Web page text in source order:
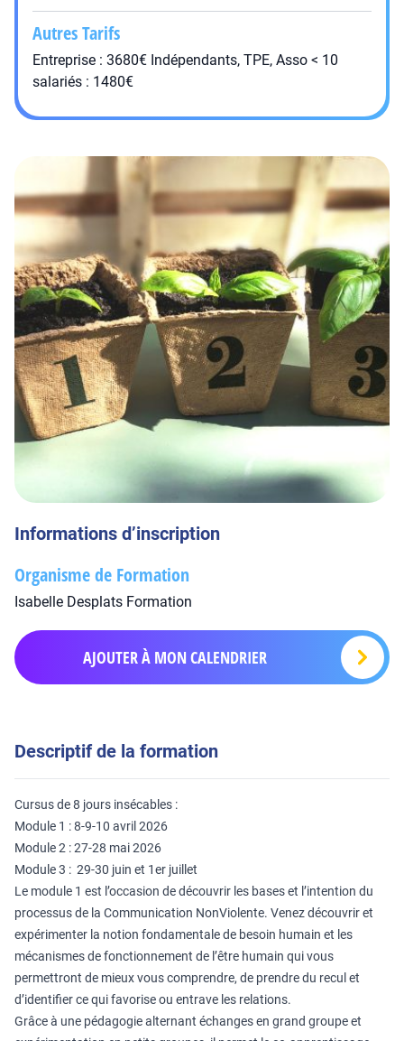
Autres Tarifs
Entreprise : 3680€ Indépendants, TPE, Asso < 10
salariés : 1480€
Informations d’inscription
Organisme de Formation
Isabelle Desplats Formation
AJOUTER À MON CALENDRIER
Descriptif de la formation
Cursus de 8 jours insécables :
Module 1 : 8-9-10 avril 2026
Module 2 : 27-28 mai 2026
Module 3 : 29-30 juin et 1er juillet
Le module 1 est l’occasion de découvrir les bases et l’intention du
processus de la Communication NonViolente. Venez découvrir et
expérimenter la notion fondamentale de besoin humain et les
mécanismes de fonctionnement de l’être humain qui vous
permettront de mieux vous comprendre, de prendre du recul et
d’identifier ce qui favorise ou entrave les relations.
Grâce à une pédagogie alternant échanges en grand groupe et